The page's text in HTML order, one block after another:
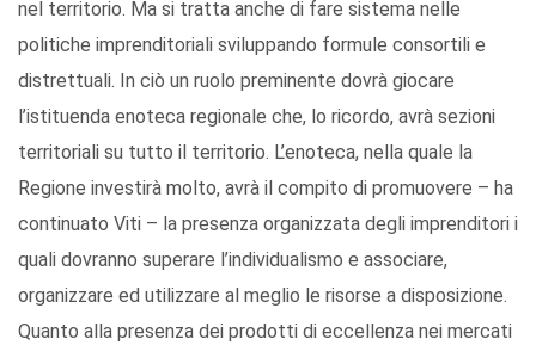
nel territorio. Ma si tratta anche di fare sistema nelle
politiche imprenditoriali sviluppando formule consortili e
distrettuali. In ciò un ruolo preminente dovrà giocare
l’istituenda enoteca regionale che, lo ricordo, avrà sezioni
territoriali su tutto il territorio. L’enoteca, nella quale la
Regione investirà molto, avrà il compito di promuovere – ha
continuato Viti – la presenza organizzata degli imprenditori i
quali dovranno superare l’individualismo e associare,
organizzare ed utilizzare al meglio le risorse a disposizione.
Quanto alla presenza dei prodotti di eccellenza nei mercati